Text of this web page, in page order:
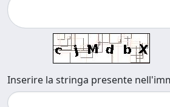
Inserire la stringa presente